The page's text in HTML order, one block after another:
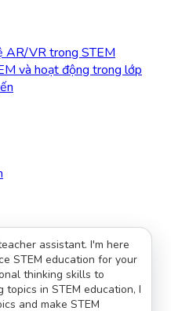
AR/VR trong STEM
và hoạt động trong lớp
assistant. I'm here
STEM education for your
thinking skills to
in STEM education, I
and make STEM